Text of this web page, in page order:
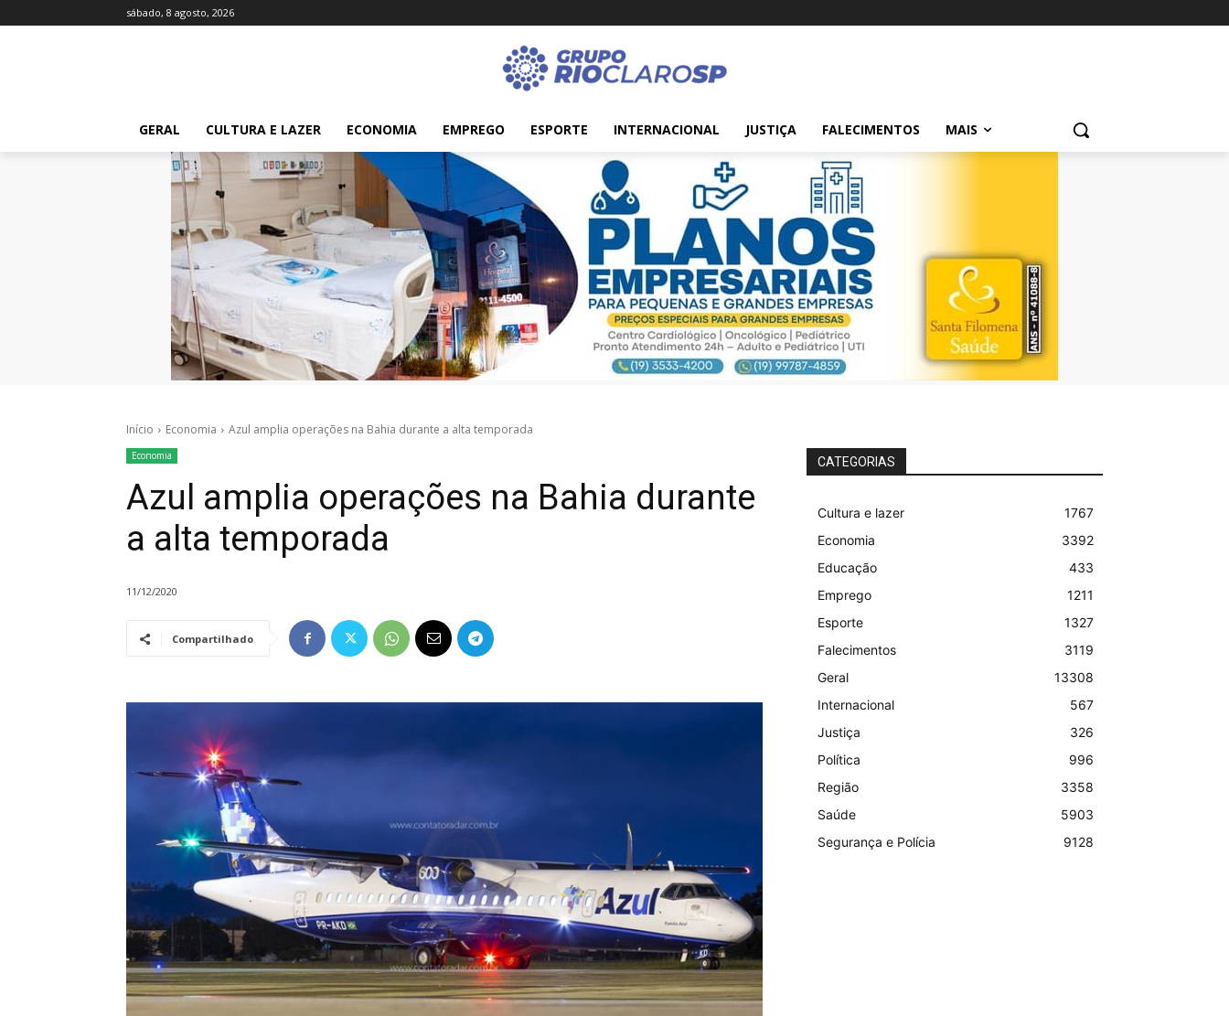
sábado, 8 agosto, 2026
GERAL CULTURA E LAZER ECONOMIA EMPREGO ESPORTE INTERNACIONAL JUSTIÇA FALECIMENTOS MAIS
Início Economia Azul amplia operações na Bahia durante a alta temporada
Economia
Azul amplia operações na Bahia durante
a alta temporada
11/12/2020
Compartilhado
CATEGORIAS
Cultura e lazer
1767
Economia
3392
Educação
433
Emprego
1211
Esporte
1327
Falecimentos
3119
Geral
13308
Internacional
567
Justiça
326
Política
996
Região
3358
Saúde
5903
Segurança e Polícia
9128